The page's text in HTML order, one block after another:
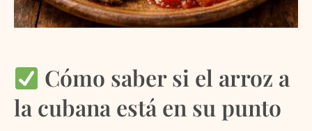
Cómo saber si el arroz a
la cubana está en su punto